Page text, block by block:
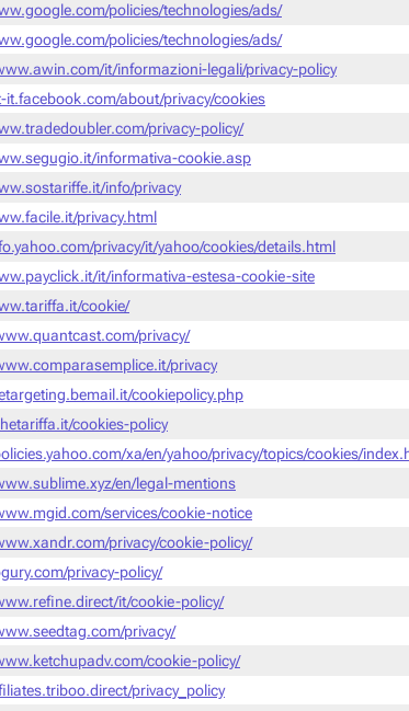
policies/technologies/ads/
policies/technologies/ads/
it/informazioni-legali/privacy-policy
it.facebook.com/about/privacy/cookies
privacy-policy/
informativa-cookie.asp
info/privacy
privacy.html
privacy/it/yahoo/cookies/details.html
it/informativa-estesa-cookie-site
cookie/
privacy/
privacy
cookiepolicy.php
cookies-policy
xa/en/yahoo/privacy/topics/cookies/
en/legal-mentions
services/cookie-notice
privacy/cookie-policy/
privacy-policy/
it/cookie-policy/
privacy/
cookie-policy/
privacy_policy